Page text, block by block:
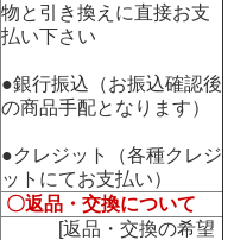
物と引き換えに直接お支
払い下さい
●銀行振込（お振込確認後
の商品手配となります）
●クレジット（各種クレジ
ットにてお支払い）
〇返品・交換について
[返品・交換の希望